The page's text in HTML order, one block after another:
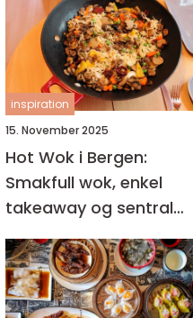
inspiration
15. November 2025
Hot Wok i Bergen:
Smakfull wok, enkel
takeaway og sentral
beliggenhet